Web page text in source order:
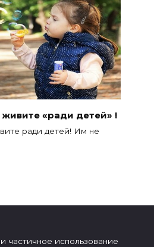
«ради детей» !
ради детей! Им не
частичное использование